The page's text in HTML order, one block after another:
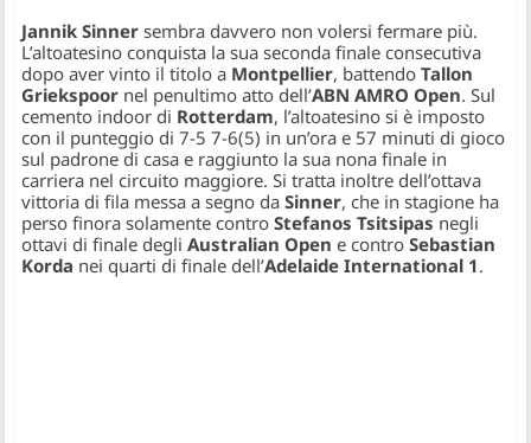
Jannik Sinner sembra davvero non volersi fermare più.
L’altoatesino conquista la sua seconda finale consecutiva
dopo aver vinto il titolo a Montpellier, battendoTallon
Griekspoor nel penultimo atto dell’ABN AMRO Open. Sul
cemento indoor di Rotterdam, l’altoatesino si è imposto
con il punteggio di 7-5 7-6(5) in un’ora e 57 minuti di gioco
sul padrone di casa e raggiunto la sua nona finale in
carriera nel circuito maggiore. Si tratta inoltre dell’ottava
vittoria di fila messa a segno daSinner, che in stagione ha
perso finora solamente controStefanos Tsitsipas negli
ottavi di finale degliAustralian Open e controSebastian
Korda nei quarti di finale dell’Adelaide International 1.